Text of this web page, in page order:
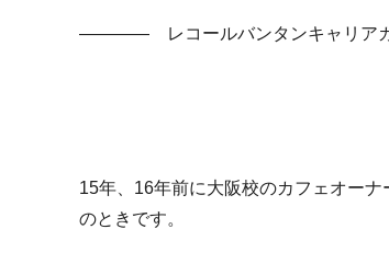
―――― レコールバンタンキャリアカ
15年、16年前に大阪校のカフェオー
のときです。